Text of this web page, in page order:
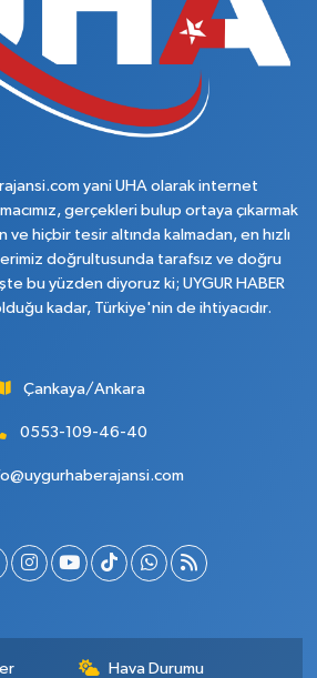
yani UHA olarak internet
gerçekleri bulup ortaya çıkarmak
hiçbir tesir altında kalmadan, en hızlı
doğrultusunda tarafsız ve doğru
İşte bu yüzden diyoruz ki; UYGUR HABER
kadar, Türkiye'nin de ihtiyacıdır.
Çankaya/Ankara
0553-109-46-40
Hava Durumu